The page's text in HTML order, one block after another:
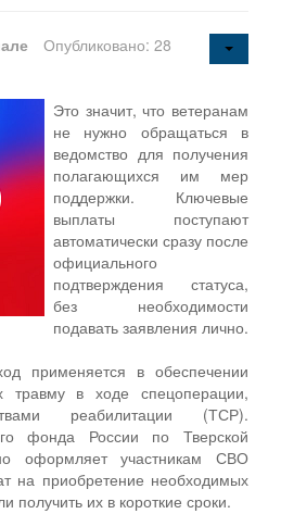
Опубликовано: 28
Это значит, что ветеранам
не нужно обращаться в
ведомство для получения
полагающихся им мер
поддержки. Ключевые
выплаты поступают
автоматически сразу после
официального
подтверждения статуса,
без необходимости
подавать заявления лично.
применяется в обеспечении
травму в ходе спецоперации,
реабилитации (ТСР).
фонда России по Тверской
оформляет участникам СВО
на приобретение необходимых
получить их в короткие сроки.